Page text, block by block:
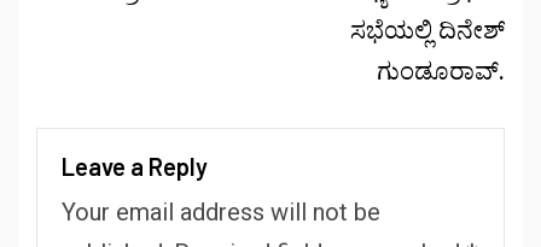
ಸಭೆಯಲ್ಲಿ ದಿನೇಶ್
ಗುಂಡೂರಾವ್.
Leave a Reply
Your email address will not be